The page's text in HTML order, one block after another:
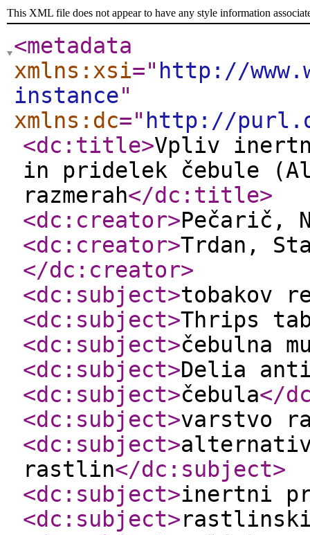
This XML file does not appear to have any style information
<metadata
xmlns:xsi=" http://
instance"
xmlns:dc=" http://
<dc:title>Vpliv
in pridelek čebule
razmerah</dc:title>
<dc:creator>Pečarič,
<dc:creator>Trdan,
</dc:creator>
<dc:subject>tobakov
<dc:subject>Thrips
<dc:subject>čebulna
<dc:subject>Delia
<dc:subject>čebula</
<dc:subject>varstvo
<dc:subject>
rastlin</dc:subject>
<dc:subject>inertni
<dc:subject>